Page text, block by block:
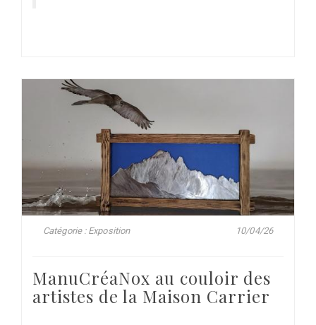
Catégorie : Exposition 10/04/26
ManuCréaNox au couloir des
artistes de la Maison Carrier